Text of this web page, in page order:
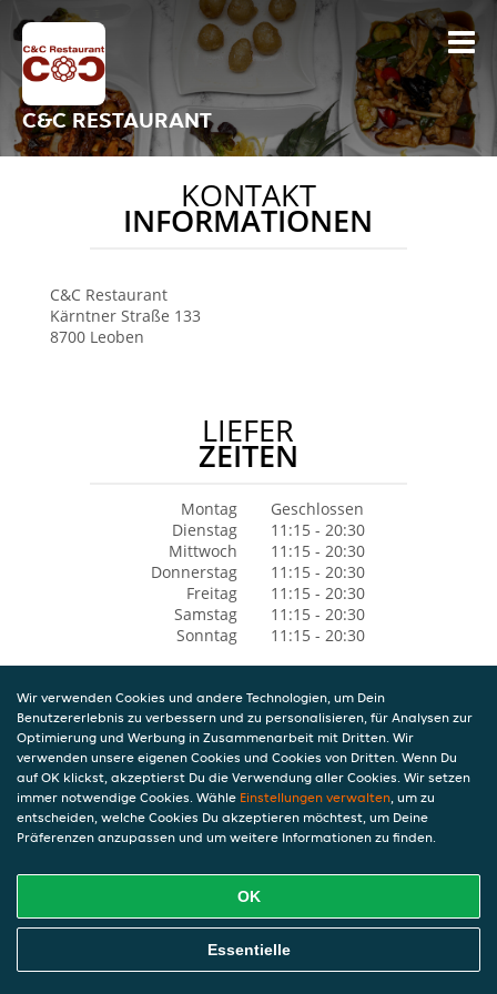
C&C RESTAURANT
KONTAKT
INFORMATIONEN
C&C Restaurant
Kärntner Straße 133
8700 Leoben
LIEFER
ZEITEN
Montag
Geschlossen
Dienstag
11:15 - 20:30
Mittwoch
11:15 - 20:30
Donnerstag
11:15 - 20:30
Freitag
11:15 - 20:30
Samstag
11:15 - 20:30
Sonntag
11:15 - 20:30
Wir verwenden Cookies und andere Technologien, um Dein
Benutzererlebnis zu verbessern und zu personalisieren, für Analysen zur
Optimierung und Werbung in Zusammenarbeit mit Dritten. Wir
verwenden unsere eigenen Cookies und Cookies von Dritten. Wenn Du
auf OK klickst, akzeptierst Du die Verwendung aller Cookies. Wir setzen
immer notwendige Cookies. Wähle Einstellungen verwalten, um zu
entscheiden, welche Cookies Du akzeptieren möchtest, um Deine
Präferenzen anzupassen und um weitere Informationen zu finden.
OK
Essentielle